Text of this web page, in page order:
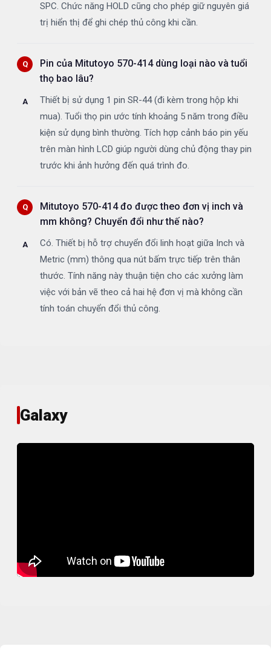
SPC. Chức năng HOLD cũng cho phép giữ nguyên giá
trị hiển thị để ghi chép thủ công khi cần.
Pin của Mitutoyo 570-414 dùng loại nào và tuổi
thọ bao lâu?
Thiết bị sử dụng 1 pin SR-44 (đi kèm trong hộp khi
mua). Tuổi thọ pin ước tính khoảng 5 năm trong điều
kiện sử dụng bình thường. Tích hợp cảnh báo pin yếu
trên màn hình LCD giúp người dùng chủ động thay pin
trước khi ảnh hưởng đến quá trình đo.
Mitutoyo 570-414 đo được theo đơn vị inch và
mm không? Chuyển đổi như thế nào?
Có. Thiết bị hỗ trợ chuyển đổi linh hoạt giữa Inch và
Metric (mm) thông qua nút bấm trực tiếp trên thân
thước. Tính năng này thuận tiện cho các xưởng làm
việc với bản vẽ theo cả hai hệ đơn vị mà không cần
tính toán chuyển đổi thủ công.
Galaxy